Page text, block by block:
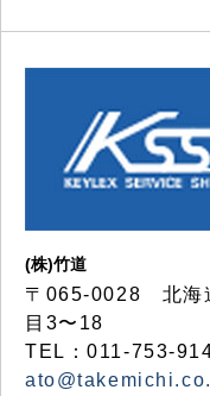
(株)竹道
〒065-0028 北海
目3〜18
TEL：011-753-